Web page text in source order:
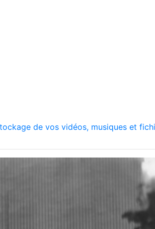
de vos vidéos, musiques et